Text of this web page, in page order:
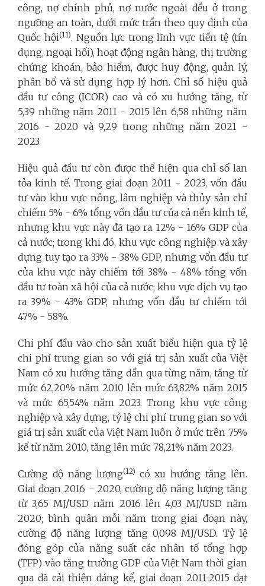
công, nợ chính phủ, nợ nước ngoài đều ở trong
ngưỡng an toàn, dưới mức trần theo quy định của
Quốc hội(11). Nguồn lực trong lĩnh vực tiền tệ (tín
dụng, ngoại hối), hoạt động ngân hàng, thị trường
chứng khoán, bảo hiểm, được huy động, quản lý,
phân bổ và sử dụng hợp lý hơn. Chỉ số hiệu quả
đầu tư công (ICOR) cao và có xu hướng tăng, từ
5,39 những năm 2011 - 2015 lên 6,58 những năm
2016 - 2020 và 9,29 trong những năm 2021 -
2023.
Hiệu quả đầu tư còn được thể hiện qua chỉ số lan
tỏa kinh tế. Trong giai đoạn 2011 - 2023, vốn đầu
tư vào khu vực nông, lâm nghiệp và thủy sản chỉ
chiếm 5% - 6% tổng vốn đầu tư của cả nền kinh tế,
nhưng khu vực này đã tạo ra 12% - 16% GDP của
cả nước; trong khi đó, khu vực công nghiệp và xây
dựng tuy tạo ra 33% - 38% GDP, nhưng vốn đầu tư
của khu vực này chiếm tới 38% - 48% tổng vốn
đầu tư toàn xã hội của cả nước; khu vực dịch vụ tạo
ra 39% - 43% GDP, nhưng vốn đầu tư chiếm tới
47% - 58%.
Chi phí đầu vào cho sản xuất biểu hiện qua tỷ lệ
chi phí trung gian so với giá trị sản xuất của Việt
Nam có xu hướng tăng dần qua từng năm, tăng từ
mức 62,20% năm 2010 lên mức 63,82% năm 2015
và mức 65,54% năm 2023. Trong khu vực công
nghiệp và xây dựng, tỷ lệ chi phí trung gian so với
giá trị sản xuất của Việt Nam luôn ở mức trên 75%
kể từ năm 2010, tăng lên mức 78,21% năm 2023.
Cường độ năng lượng(12) có xu hướng tăng lên.
Giai đoạn 2016 - 2020, cường độ năng lượng tăng
từ 3,65 MJ/USD năm 2016 lên 4,03 MJ/USD năm
2020; bình quân mỗi năm trong giai đoạn này,
cường độ năng lượng tăng 0,098 MJ/USD. Tỷ lệ
đóng góp của năng suất các nhân tố tổng hợp
(TFP) vào tăng trưởng GDP của Việt Nam thời gian
qua đã cải thiện đáng kể, giai đoạn 2011-2015 đạt